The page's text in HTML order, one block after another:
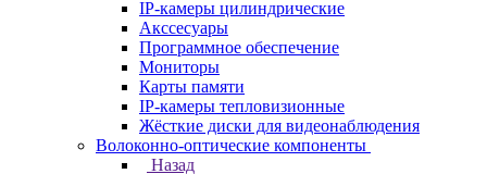
IP-камеры цилиндрические
Акссесуары
Программное обеспечение
Мониторы
Карты памяти
IP-камеры тепловизионные
Жёсткие диски для видеонаблюдения
Волоконно-оптические компоненты
Назад